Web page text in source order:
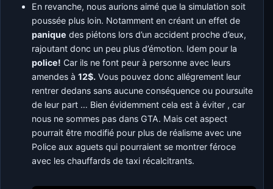
En revanche, nous aurions aimé que la simulation soit
poussée plus loin. Notamment en créant un effet de
panique des piétons lors d’un accident proche d’eux,
rajoutant donc un peu plus d’émotion. Idem pour la
police! Car ils ne font peur à personne avec leurs
amendes à12$. Vous pouvez donc allégrement leur
rentrer dedans sans aucune conséquence ou poursuite
de leur part … Bien évidemment cela est à éviter , car
nous ne sommes pas dans GTA. Mais cet aspect
pourrait être modifié pour plus de réalisme avec une
Police aux aguets qui pourraient se montrer féroce
avec les chauffards de taxi récalcitrants.